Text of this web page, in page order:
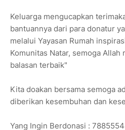
Keluarga mengucapkan
bantuannya dari para donatur
melalui Yayasan Rumah
Komunitas Natar, semoga Allah
balasan terbaik"
Kita doakan bersama semoga
diberikan kesembuhan dan
Yang Ingin Berdonasi :